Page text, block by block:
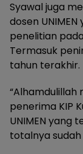
Syawal juga
dosen
penelitian
Termasuk
tahun terakhir.
“Alhamdulillah
penerima KIP
UNIMEN yang
totalnya sudah